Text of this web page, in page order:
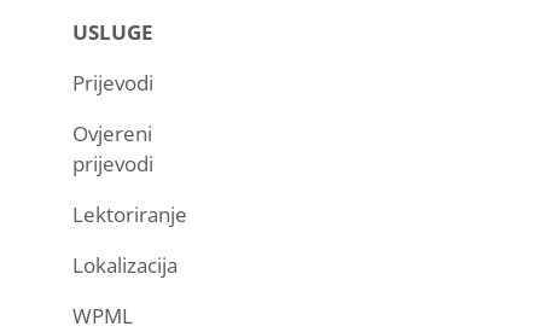
USLUGE
Prijevodi
Ovjereni
prijevodi
Lektoriranje
Lokalizacija
WPML